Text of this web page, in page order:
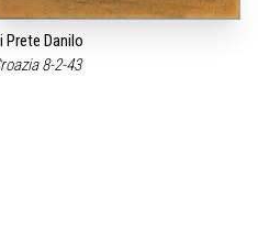
Prete Danilo
8-2-43